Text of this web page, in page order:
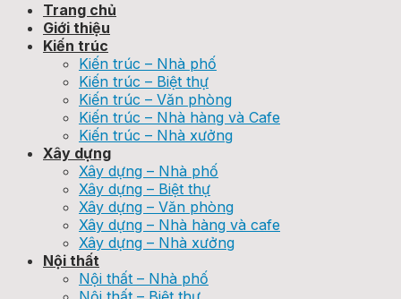
Trang chủ
Giới thiệu
Kiến trúc
Kiến trúc – Nhà phố
Kiến trúc – Biệt thự
Kiến trúc – Văn phòng
Kiến trúc – Nhà hàng và Cafe
Kiến trúc – Nhà xưởng
Xây dựng
Xây dựng – Nhà phố
Xây dựng – Biệt thự
Xây dựng – Văn phòng
Xây dựng – Nhà hàng và cafe
Xây dựng – Nhà xưởng
Nội thất
Nội thất – Nhà phố